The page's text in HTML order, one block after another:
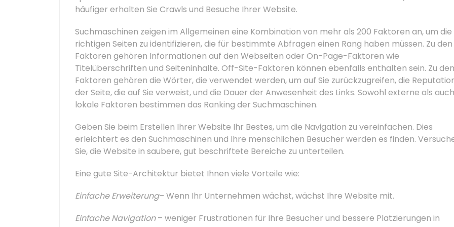
häufiger erhalten Sie Crawls und Besuche Ihrer Website.
Suchmaschinen zeigen im Allgemeinen eine Kombination von mehr als 200 Faktoren an, um die
richtigen Seiten zu identifizieren, die für bestimmte Abfragen einen Rang haben müssen. Zu den
Faktoren gehören Informationen auf den Webseiten oder On-Page-Faktoren wie
Titelüberschriften und Seiteninhalte. Off-Site-Faktoren können ebenfalls enthalten sein. Zu den
Faktoren gehören die Wörter, die verwendet werden, um auf Sie zurückzugreifen, die
der Seite, die auf Sie verweist, und die Dauer der Anwesenheit des Links. Sowohl externe als auch
lokale Faktoren bestimmen das Ranking der Suchmaschinen.
Geben Sie beim Erstellen Ihrer Website Ihr Bestes, um die Navigation zu vereinfachen. Dies
erleichtert es den Suchmaschinen und Ihre menschlichen Besucher werden es finden.
Sie, die Website in saubere, gut beschriftete Bereiche zu unterteilen.
Eine gute Site-Architektur bietet Ihnen viele Vorteile wie:
Einfache Erweiterung– Wenn Ihr Unternehmen wächst, wächst Ihre Website mit.
Einfache Navigation– weniger Frustrationen für Ihre Besucher und bessere Platzierungen in